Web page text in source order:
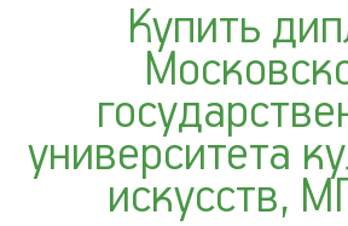
Купить
университета
искусств,